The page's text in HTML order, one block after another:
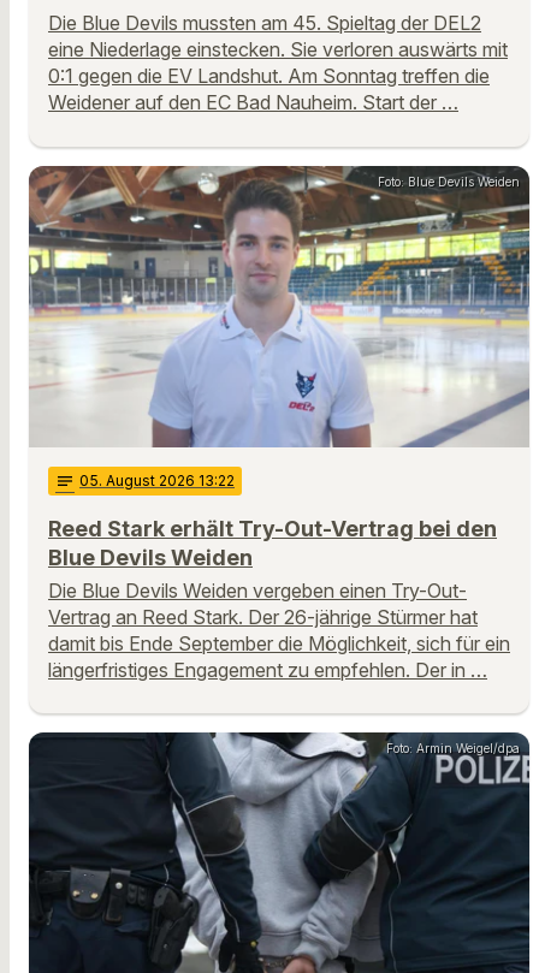
Die Blue Devils mussten am 45. Spieltag der DEL2
eine Niederlage einstecken. Sie verloren auswärts mit
0:1 gegen die EV Landshut. Am Sonntag treffen die
Weidener auf den EC Bad Nauheim. Start der …
Foto: Blue Devils Weiden
notes 05. August 2026 13:22
Reed Stark erhält Try-Out-Vertrag bei den
Blue Devils Weiden
Die Blue Devils Weiden vergeben einen Try-Out-
Vertrag an Reed Stark. Der 26-jährige Stürmer hat
damit bis Ende September die Möglichkeit, sich für ein
längerfristiges Engagement zu empfehlen. Der in …
Foto: Armin Weigel/dpa